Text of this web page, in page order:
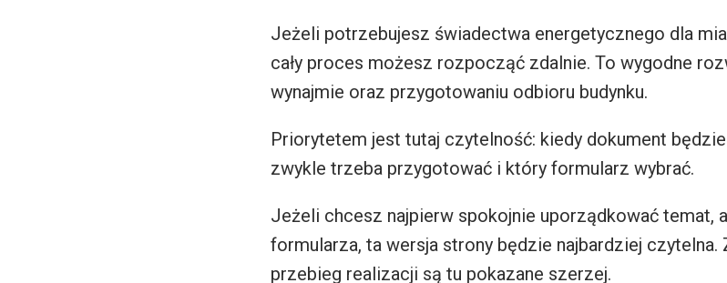
Jeżeli potrzebujesz świadectwa energetycznego dla
cały proces możesz rozpocząć zdalnie. To wygodne
wynajmie oraz przygotowaniu odbioru budynku.
Priorytetem jest tutaj czytelność: kiedy dokument
zwykle trzeba przygotować i który formularz wybrać.
Jeżeli chcesz najpierw spokojnie uporządkować temat,
formularza, ta wersja strony będzie najbardziej
przebieg realizacji są tu pokazane szerzej.